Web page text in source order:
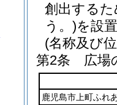
創出する
う。)を設
(名称及び
第2条
広場
鹿児島市上町ふれ